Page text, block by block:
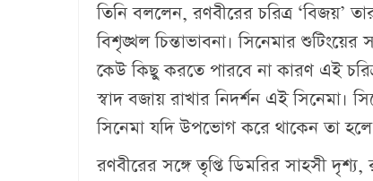
তিনি বললেন, রণবীরের চরিত্র ‘বিজয়’
বিশৃঙ্খল চিন্তাভাবনা। সিনেমার
কেউ কিছু করতে পারবে না কারণ এই
স্বাদ বজায় রাখার নিদর্শন এই সিনেমা।
সিনেমা যদি উপভোগ করে থাকেন তা
রণবীরের সঙ্গে তৃপ্তি ডিমরির সাহসী